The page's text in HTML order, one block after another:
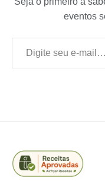
eventos
Digite seu e-mail…